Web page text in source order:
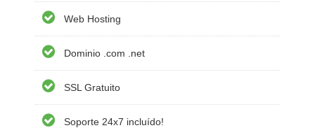
Web Hosting
Dominio .com .net
SSL Gratuito
Soporte 24x7 incluído!